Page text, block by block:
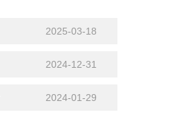
2025-03-18
2024-12-31
2024-01-29